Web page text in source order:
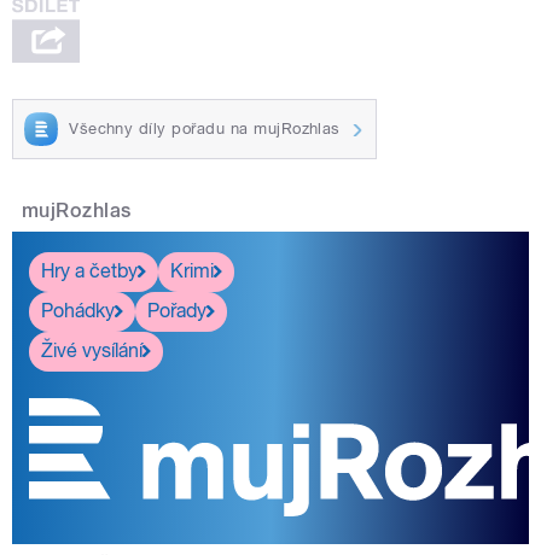
Všechny díly pořadu na mujRozhlas
mujRozhlas
Hry a četby
Krimi
Pohádky
Pořady
Živé vysílání